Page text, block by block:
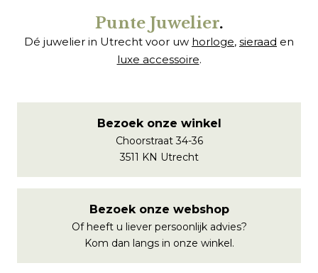
Punte Juwelier.
Dé juwelier in Utrecht voor uw horloge, sieraad en
luxe accessoire.
Bezoek onze winkel
Choorstraat 34-36
3511 KN Utrecht
Bezoek onze webshop
Of heeft u liever persoonlijk advies?
Kom dan langs in onze winkel.